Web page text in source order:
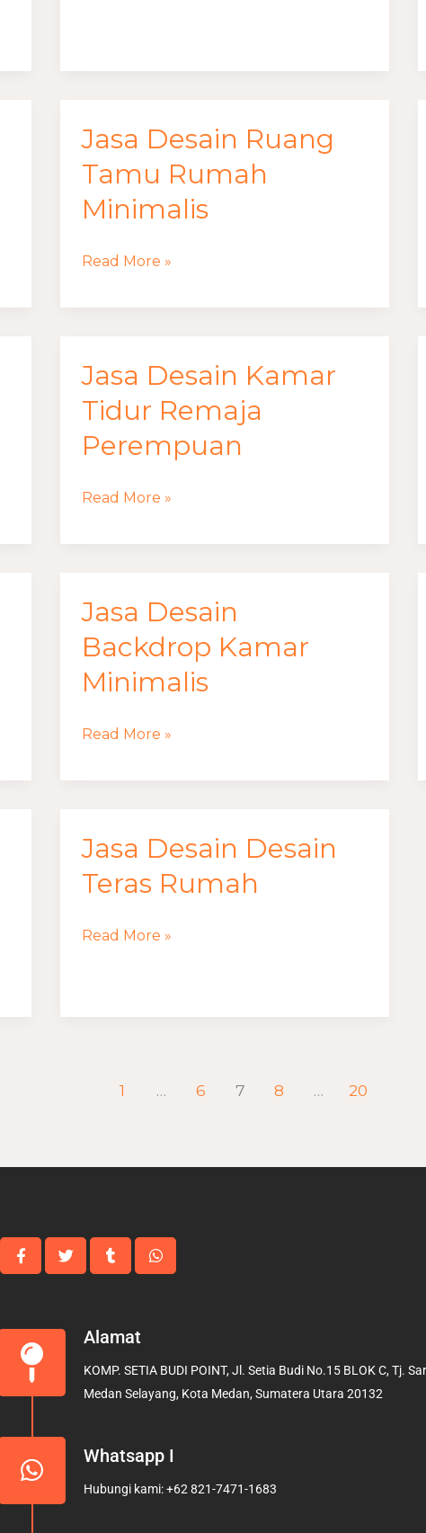
Jasa Desain Ruang
Tamu Rumah
Minimalis
Jasa
Ruang
Tamu
Minimalis
Read More »
Jasa Desain Kamar
Tidur Remaja
Perempuan
Jasa
Desain
Kamar
Tidur
Perempuan
Read More »
Jasa Desain
Backdrop Kamar
Minimalis
Jasa
Backdrop
Kamar
Read More »
Jasa Desain Desain
Teras Rumah
Jasa
Desain
Read More »
1 … 6 7 8 … 20
Alamat
KOMP. SETIA BUDI POINT, Jl. Setia Budi No.15 BLOK C, Tj.
Medan Selayang, Kota Medan, Sumatera Utara 20132
Whatsapp I
Hubungi kami: +62 821-7471-1683